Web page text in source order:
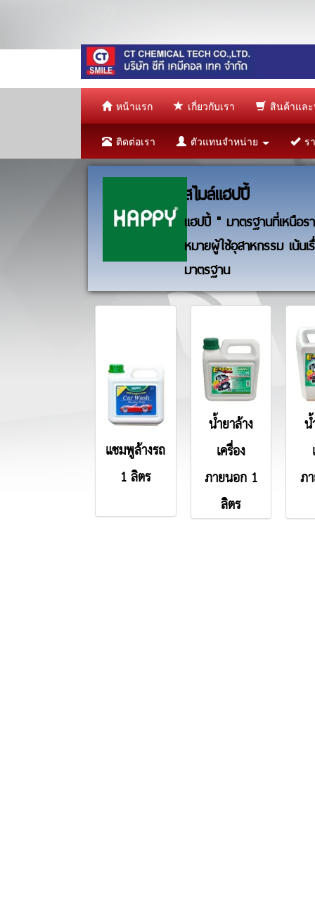
หน้าแรก เกี่ยวกับเรา สินค้าแล
ติดต่อเรา ตัวแทนจำหน่าย ร
สไมล์แฮปปี้
แฮปปี้ " มาตรฐานที่เหนือร
หมายผู้ใช้อุสาหกรรม เน้น
มาตรฐาน
แชมพูล้างรถ
1 ลิตร
น้ำยาล้าง
เครื่อง
ภายนอก 1
ลิตร
น้
ภ